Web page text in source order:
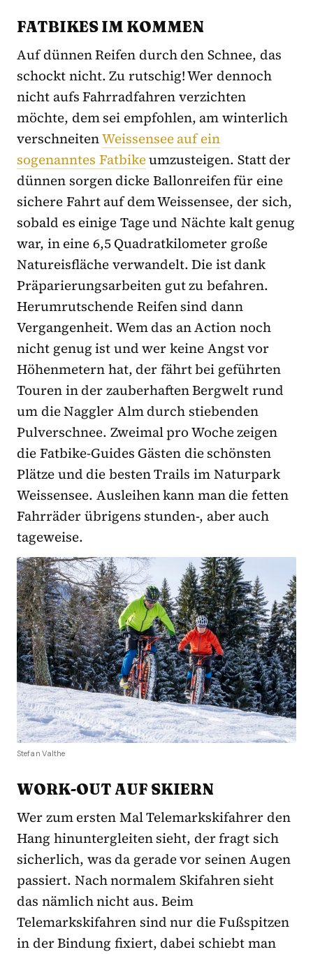
FATBIKES IM KOMMEN
Auf dünnen Reifen durch den Schnee, das
schockt nicht. Zu rutschig! Wer dennoch
nicht aufs Fahrradfahren verzichten
möchte, dem sei empfohlen, am winterlich
verschneitenWeissensee auf ein
sogenanntes Fatbikeumzusteigen. Statt der
dünnen sorgen dicke Ballonreifen für eine
sichere Fahrt auf dem Weissensee, der sich,
sobald es einige Tage und Nächte kalt genug
war, in eine 6,5 Quadratkilometer große
Natureisfläche verwandelt. Die ist dank
Präparierungsarbeiten gut zu befahren.
Herumrutschende Reifen sind dann
Vergangenheit. Wem das an Action noch
nicht genug ist und wer keine Angst vor
Höhenmetern hat, der fährt bei geführten
Touren in der zauberhaften Bergwelt rund
um die Naggler Alm durch stiebenden
Pulverschnee. Zweimal pro Woche zeigen
die Fatbike-Guides Gästen die schönsten
Plätze und die besten Trails im Naturpark
Weissensee. Ausleihen kann man die fetten
Fahrräder übrigens stunden-, aber auch
tageweise.
Stefan Valthe
WORK-OUT AUF SKIERN
Wer zum ersten Mal Telemarkskifahrer den
Hang hinuntergleiten sieht, der fragt sich
sicherlich, was da gerade vor seinen Augen
passiert. Nach normalem Skifahren sieht
das nämlich nicht aus. Beim
Telemarkskifahren sind nur die Fußspitzen
in der Bindung fixiert, dabei schiebt man